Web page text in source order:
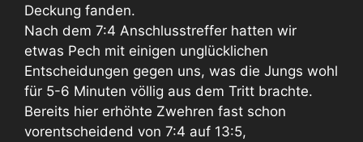
Deckung fanden.
Nach dem 7:4 Anschlusstreffer hatten wir
etwas Pech mit einigen unglücklichen
Entscheidungen gegen uns, was die Jungs wohl
für 5-6 Minuten völlig aus dem Tritt brachte.
Bereits hier erhöhte Zwehren fast schon
vorentscheidend von 7:4 auf 13:5,